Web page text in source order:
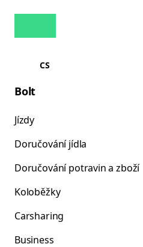
CS
Bolt
Jízdy
Doručování jídla
Doručování potravin a zboží
Koloběžky
Carsharing
Business